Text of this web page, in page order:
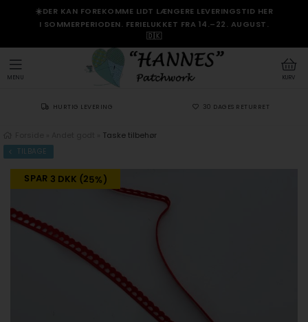
☀️DER KAN FOREKOMME LIDT LÆNGERE LEVERINGSTID HER
I SOMMERPERIODEN. FERIELUKKET FRA 14.–22. AUGUST.
🇩🇰
KURV
MENU
HURTIG LEVERING 30 DAGES RETURRET
Taske tilbehør
TILBAGE
SPAR 3 DKK (25%)